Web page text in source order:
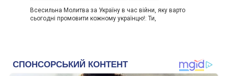
Всесильна Молитва за Україну в час війни, яку варто
сьогодні промовити кожному українцю!: Ти,